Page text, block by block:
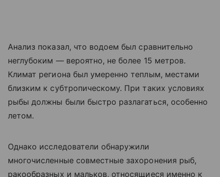
Анализ показал, что водоем был сравнительно
неглубоким — вероятно, не более 15 метров.
Климат региона был умеренно теплым, местами
близким к субтропическому. При таких условиях
рыбы должны были быстро разлагаться, особенно
летом.
Однако исследователи обнаружили
многочисленные совместные захоронения рыб,
ракообразных и мальков, относящиеся именно к